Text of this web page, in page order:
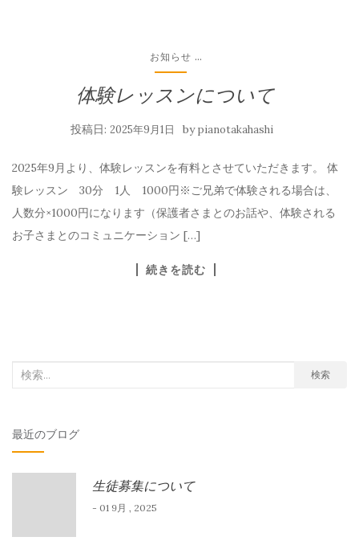
お知らせ ...
体験レッスンについて
投稿日: 2025年9月1日 bypianotakahashi
2025年9月より、体験レッスンを有料とさせていただきます。 体
験レッスン 30分 1人 1000円※ご兄弟で体験される場合は、
人数分×1000円になります（保護者さまとのお話や、体験される
お子さまとのコミュニケーション […]
続きを読む
検
象:
検索
最近のブログ
生徒募集について
- 01 9月 , 2025